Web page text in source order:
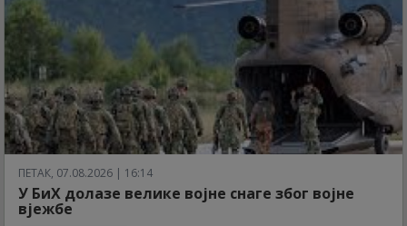
ПЕТАК, 07.08.2026 | 16:14
У БиХ долазе велике војне снаге због војне
вјежбе